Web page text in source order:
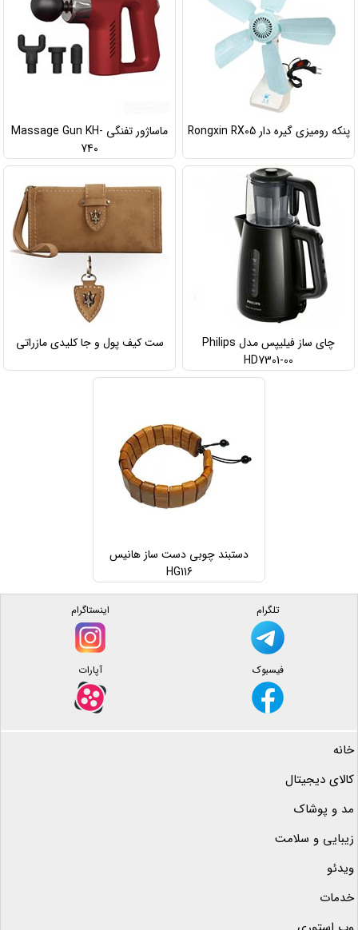
پنکه رومیزی گیره دار Rongxin RX05
ماساژور تفنگی Massage Gun KH-
740
چای ساز فیلیپس مدل Philips
HD7301-00
ست کیف پول و جا کلیدی مازراتی
دستبند چوبی دست ساز هانیس
HG116
تلگرام اینستاگرام
فیسبوک آپارات
خانه
کالای دیجیتال
مد و پوشاک
زیبایی و سلامت
ویدئو
خدمات